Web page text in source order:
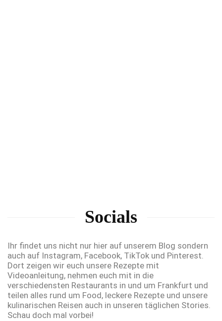
Socials
Ihr findet uns nicht nur hier auf unserem Blog sondern
auch auf Instagram, Facebook, TikTok und Pinterest.
Dort zeigen wir euch unsere Rezepte mit
Videoanleitung, nehmen euch mit in die
verschiedensten Restaurants in und um Frankfurt und
teilen alles rund um Food, leckere Rezepte und unsere
kulinarischen Reisen auch in unseren täglichen Stories.
Schau doch mal vorbei!